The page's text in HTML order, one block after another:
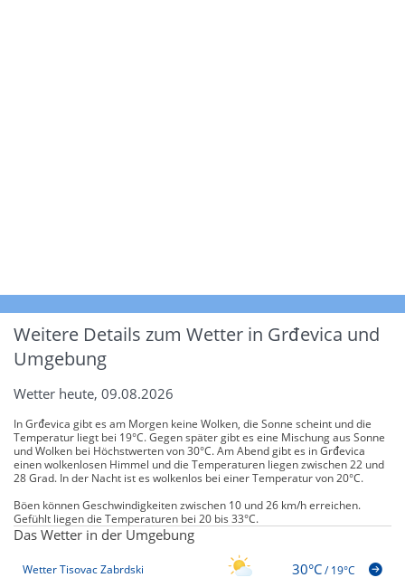
Weitere Details zum Wetter in Grđevica und
Umgebung
Wetter heute, 09.08.2026
In Grđevica gibt es am Morgen keine Wolken, die Sonne scheint und die
Temperatur liegt bei 19°C. Gegen später gibt es eine Mischung aus Sonne
und Wolken bei Höchstwerten von 30°C. Am Abend gibt es in Grđevica
einen wolkenlosen Himmel und die Temperaturen liegen zwischen 22 und
28 Grad. In der Nacht ist es wolkenlos bei einer Temperatur von 20°C.
Böen können Geschwindigkeiten zwischen 10 und 26 km/h erreichen.
Gefühlt liegen die Temperaturen bei 20 bis 33°C.
Das Wetter in der Umgebung
Wetter Tisovac Zabrdski 30°C/19°C